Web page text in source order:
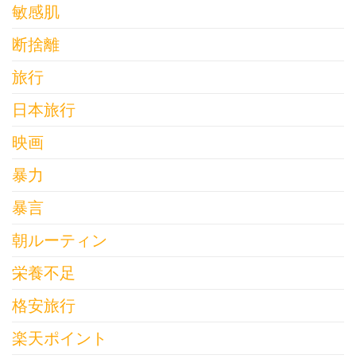
敏感肌
断捨離
旅行
日本旅行
映画
暴力
暴言
朝ルーティン
栄養不足
格安旅行
楽天ポイント